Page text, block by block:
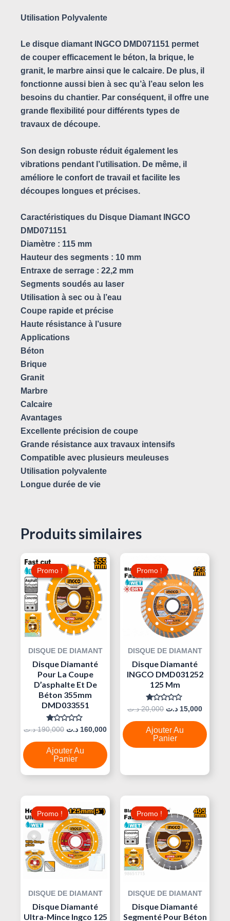
Utilisation Polyvalente
Le disque diamant INGCO DMD071151 permet
de couper efficacement le béton, la brique, le
granit, le marbre ainsi que le calcaire. De plus, il
fonctionne aussi bien à sec qu’à l’eau selon les
besoins du chantier. Par conséquent, il offre une
grande flexibilité pour différents types de
travaux de découpe.
Son design robuste réduit également les
vibrations pendant l’utilisation. De même, il
améliore le confort de travail et facilite les
découpes longues et précises.
Caractéristiques du Disque Diamant INGCO
DMD071151
Diamètre : 115 mm
Hauteur des segments : 10 mm
Entraxe de serrage : 22,2 mm
Segments soudés au laser
Utilisation à sec ou à l’eau
Coupe rapide et précise
Haute résistance à l’usure
Applications
Béton
Brique
Granit
Marbre
Calcaire
Avantages
Excellente précision de coupe
Grande résistance aux travaux intensifs
Compatible avec plusieurs meuleuses
Utilisation polyvalente
Longue durée de vie
Produits similaires
Promo !
Promo !
DISQUE DE DIAMANT
Disque Diamanté
Pour La Coupe
D’asphalte Et De
Béton 355mm
DMD033551
Note
Sur
5
190,000 د.ت
Prix
Initial
Était :
160,000 د.ت
Le
Prix
Actuel
160,000 د.ت.
Ajouter Au
Panier
Promo !
Promo !
DISQUE DE DIAMANT
Disque Diamanté
INGCO DMD031252
125 Mm
Note
Sur
5
20,000 د.ت
Prix
Initial
Était :
20,000 د.ت.
15,000 د.ت
Le
Prix
Actuel
Ajouter Au
Panier
Promo !
Promo !
DISQUE DE DIAMANT
Disque Diamanté
Ultra-Mince Ingco 125
Prix
Initial
Était :
Le
Prix
Actuel
Promo !
Promo !
DISQUE DE DIAMANT
Disque Diamanté
Segmenté Pour Béton
Prix
Initial
Était :
Le
Prix
Actuel